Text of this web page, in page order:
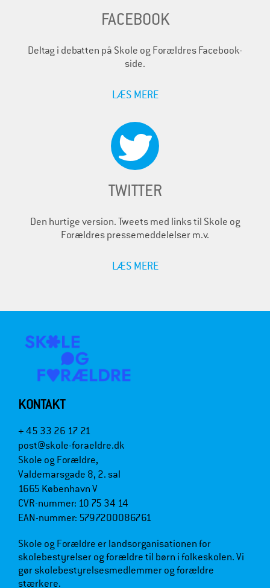
FACEBOOK
Deltag i debatten på Skole og Forældres Facebook-
side.
LÆS MERE
TWITTER
Den hurtige version. Tweets med links til Skole og
Forældres pressemeddelelser m.v.
LÆS MERE
KONTAKT
+ 45 33 26 17 21
post@skole-foraeldre.dk
Skole og Forældre,
Valdemarsgade 8, 2. sal
1665 København V
CVR-nummer: 10 75 34 14
EAN-nummer: 5797200086761
Skole og Forældre er landsorganisationen for
skolebestyrelser og forældre til børn i folkeskolen. Vi
gør skolebestyrelsesmedlemmer og forældre
stærkere.